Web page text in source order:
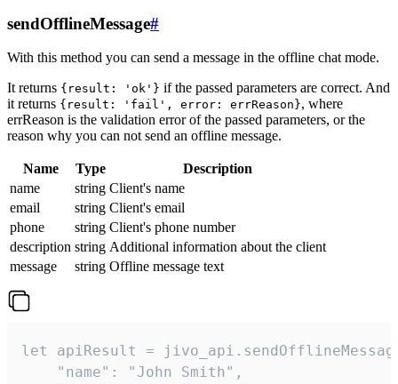
sendOfflineMessage#
With this method you can send a message in the offline chat mode.
It returns {result: 'ok'} if the passed parameters are correct. And
it returns {result: 'fail', error: errReason}, where
errReason is the validation error of the passed parameters, or the
reason why you can not send an offline message.
Name Type
Description
name
string Client's name
email
string Client's email
phone
string Client's phone number
description string Additional information about the client
message
string Offline message text
let apiResult =
    "name": "John Smith",